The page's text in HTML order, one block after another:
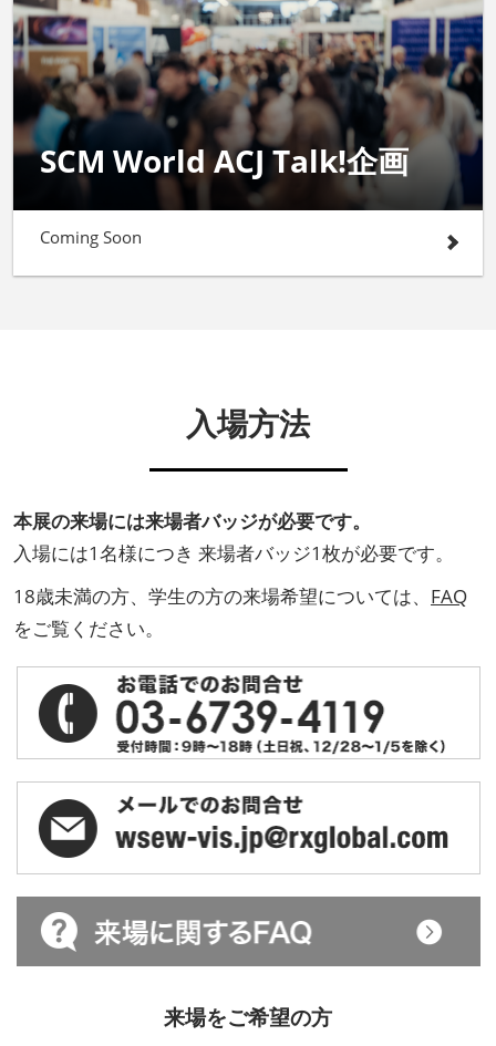
SCM World ACJ Talk!企画
Coming Soon
入場方法
本展の来場には来場者バッジが必要です。
入場には1名様につき 来場者バッジ1枚が必要です。
18歳未満の方、学生の方の来場希望については、 FAQ
をご覧ください。
来場をご希望の方